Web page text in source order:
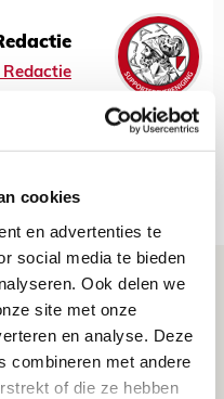
cookies
en advertenties te
social media te bieden
Ook delen we
site met onze
en analyse. Deze
combineren met andere
of die ze hebben
Redactie
bleven door